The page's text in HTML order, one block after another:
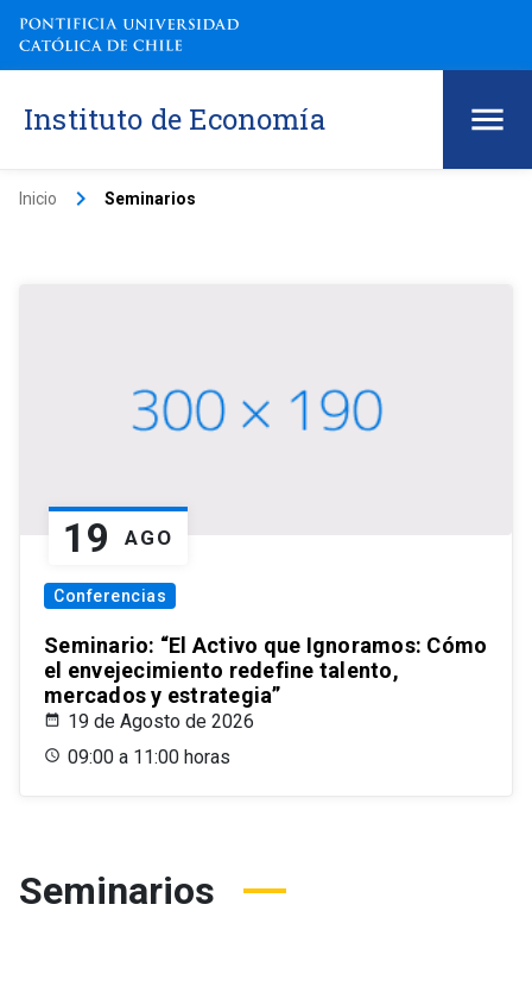
Instituto de Economía
Inicio keyboard_arrow_right Seminarios
19 AGO
Conferencias
Seminario: “El Activo que Ignoramos: Cómo
el envejecimiento redefine talento,
mercados y estrategia”
19 de Agosto de 2026
09:00 a 11:00 horas
Seminarios